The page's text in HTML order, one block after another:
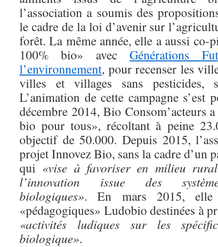
l’association a soumis des
le cadre de la loi d’avenir sur
forêt. La même année, elle a aussi
100% bio» avecGénérations
l’environnement, pour recenser les
villes et villages sans pesticides,
L’animation de cette campagne s’est
décembre 2014, Bio Consom’acteurs
bio pour tous», récoltant à peine
objectif de 50.000. Depuis 2015,
projet Innovez Bio, sans la cadre d’un
qui «vise à favoriser en milieu
l’innovation issue des
biologiques». En mars 2015, elle
«pédagogiques» Ludobio destinées à
«activités ludiques sur les
biologique».